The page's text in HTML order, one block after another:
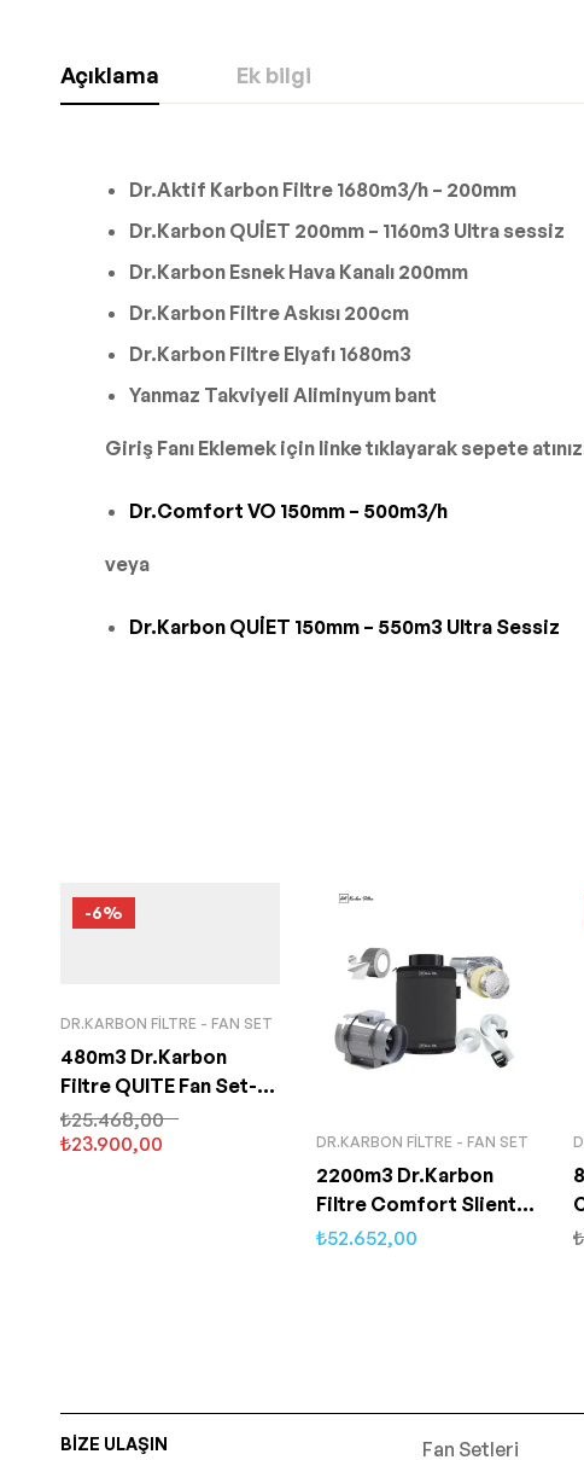
Açıklama Ek bilgi
Dr.Aktif Karbon Filtre 1680m3/h – 200mm
Dr.Karbon QUİET 200mm – 1160m3 Ultra sessiz
Dr.Karbon Esnek Hava Kanalı 200mm
Dr.Karbon Filtre Askısı 200cm
Dr.Karbon Filtre Elyafı 1680m3
Yanmaz Takviyeli Aliminyum bant
Giriş Fanı Eklemek için linke tıklayarak sepete
Dr.Comfort VO 150mm – 500m3/h
veya
Dr.Karbon QUİET 150mm – 550m3 Ultra Sessiz
-6%
DR.KARBON FILTRE - FAN SET
480m3 Dr.Karbon
Filtre QUITE Fan Set-
125mm
₺25.468,00
₺23.900,00 DR.KARBON FILTRE - FAN SET
2200m3 Dr.Karbon
Filtre Comfort Slient
Fan Set-200m
₺52.652,00 ₺
BIZE ULAŞIN Fan Setleri